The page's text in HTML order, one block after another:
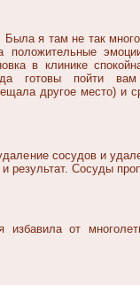
Была я там не так
положительные
в клинике
готовы пойти
другое место) и
сосудов и
результат. Сосуды
от